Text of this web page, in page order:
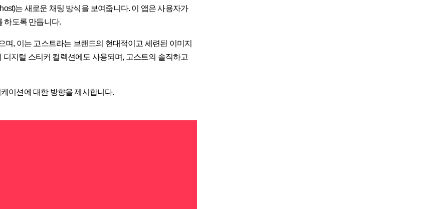
는 새로운 채팅 방식을 보여줍니다. 이 앱은 사용자가
하도록 만듭니다.
, 이는 고스트라는 브랜드의 현대적이고 세련된 이미지
지털 스티커 컬렉션에도 사용되며, 고스트의 솔직하고
이션에 대한 방향을 제시합니다.